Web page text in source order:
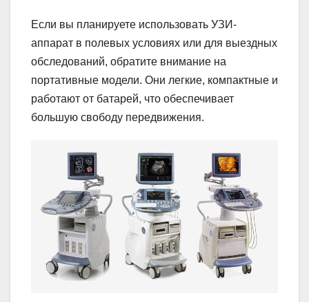
Если вы планируете использовать УЗИ-
аппарат в полевых условиях или для выездных
обследований, обратите внимание на
портативные модели. Они легкие, компактные и
работают от батарей, что обеспечивает
большую свободу передвижения.